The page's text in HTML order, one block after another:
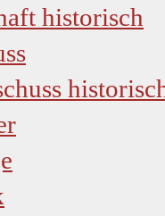
historisch